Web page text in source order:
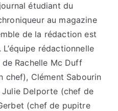
étudiant du
au magazine
de la rédaction est
rédactionnelle
Rachelle Mc Duff
chef), Clément Sabourin
Delporte (chef de
(chef de pupitre